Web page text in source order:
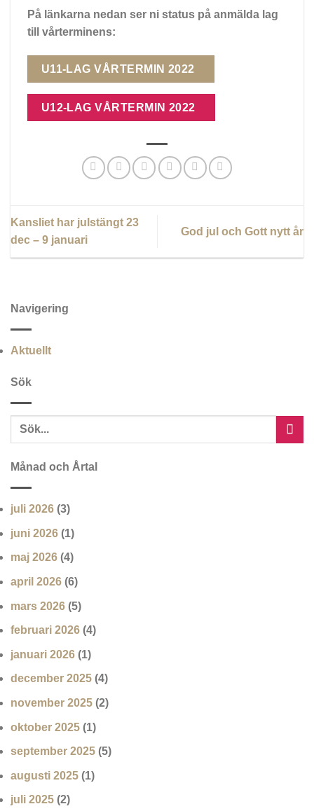
På länkarna nedan ser ni status på anmälda lag
till vårterminens:
U11-LAG VÅRTERMIN 2022
U12-LAG VÅRTERMIN 2022
Kansliet har julstängt 23
dec – 9 januari
God jul och Gott nytt år
Navigering
Aktuellt
Sök
Månad och Årtal
juli 2026 (3)
juni 2026 (1)
maj 2026 (4)
april 2026 (6)
mars 2026 (5)
februari 2026 (4)
januari 2026 (1)
december 2025 (4)
november 2025 (2)
oktober 2025 (1)
september 2025 (5)
augusti 2025 (1)
juli 2025 (2)